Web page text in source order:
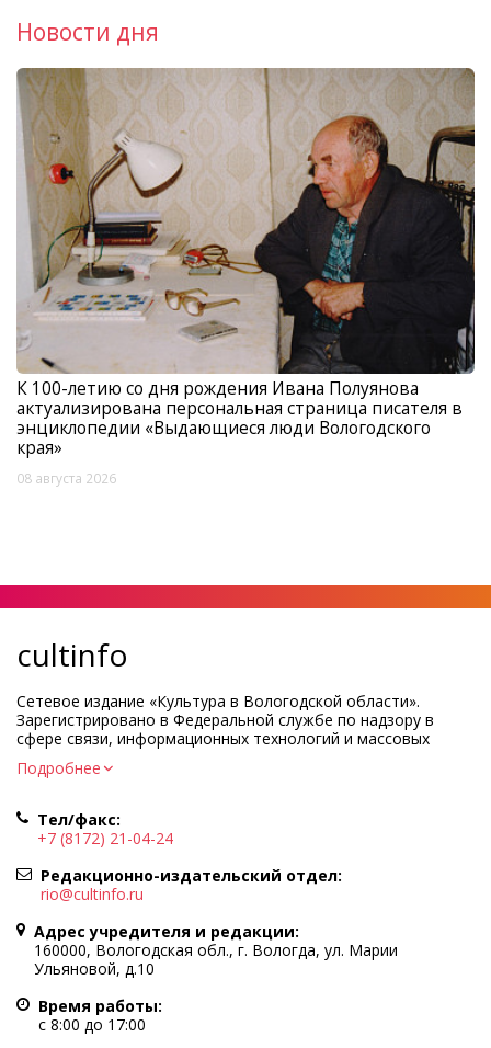
Новости дня
К 100-летию со дня рождения Ивана Полуянова
актуализирована персональная страница писателя в
энциклопедии «Выдающиеся люди Вологодского
края»
08 августа 2026
cultinfo
Сетевое издание «Культура в Вологодской области».
Зарегистрировано в Федеральной службе по надзору в
сфере связи, информационных технологий и массовых
коммуникаций.
Регистрационный номер и дата принятия решения о
Учредитель КУ ВО «Информационно-аналитический центр
культуры»
Адрес учредителя и редакции: 160000, Вологодская обл., г.
Вологда, ул. Марии Ульяновой, д.10
Главный редактор — Легчанова Елена Григорьевна
Политика в отношении обработки персональных данных
При полном или частичном использовании информации
портала гиперссылка на cultinfo.ru обязательна.
Редакция не несет ответственности за достоверность
информации, содержащейся в рекламных объявлениях.
Подробнее
Тел/факс:
+7 (8172) 21-04-24
Редакционно-издательский отдел:
rio@cultinfo.ru
Адрес учредителя и редакции:
160000, Вологодская обл., г. Вологда, ул. Марии
Ульяновой, д.10
Время работы:
с 8:00 до 17:00